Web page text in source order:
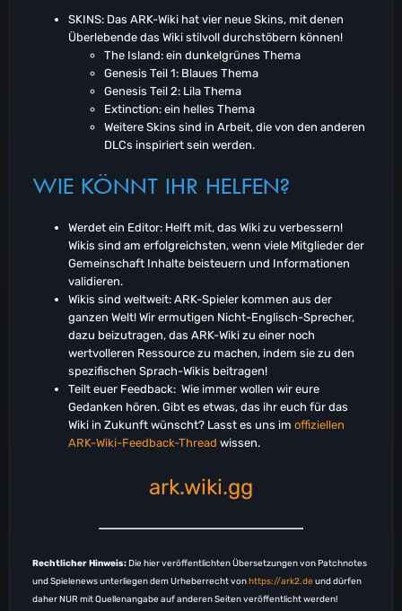
SKINS: Das ARK-Wiki hat vier neue Skins, mit denen
Überlebende das Wiki stilvoll durchstöbern können!
The Island: ein dunkelgrünes Thema
Genesis Teil 1: Blaues Thema
Genesis Teil 2: Lila Thema
Extinction: ein helles Thema
Weitere Skins sind in Arbeit, die von den anderen
DLCs inspiriert sein werden.
WIE KÖNNT IHR HELFEN?
Werdet ein Editor: Helft mit, das Wiki zu verbessern!
Wikis sind am erfolgreichsten, wenn viele Mitglieder der
Gemeinschaft Inhalte beisteuern und Informationen
validieren.
Wikis sind weltweit: ARK-Spieler kommen aus der
ganzen Welt! Wir ermutigen Nicht-Englisch-Sprecher,
dazu beizutragen, das ARK-Wiki zu einer noch
wertvolleren Ressource zu machen, indem sie zu den
spezifischen Sprach-Wikis beitragen!
Teilt euer Feedback: Wie immer wollen wir eure
Gedanken hören. Gibt es etwas, das ihr euch für das
Wiki in Zukunft wünscht? Lasst es uns im offiziellen
ARK-Wiki-Feedback-Thread wissen.
ark.wiki.gg
Rechtlicher Hinweis:Die hier veröffentlichten Übersetzungen von Patchnotes
und Spielenews unterliegen dem Urheberrecht vonhttps://ark2.de und dürfen
daher NUR mit Quellenangabe auf anderen Seiten veröffentlicht werden!